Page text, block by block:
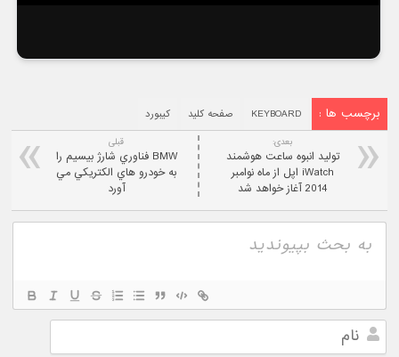
برچسب ها : KEYBOARD صفحه کلید کیبورد
قبلی
BMW فناوري شارژ بيسيم را
به خودرو هاي الکتريکي مي
آورد
بعدی:
توليد انبوه ساعت هوشمند
iWatch اپل از ماه نوامبر
2014 آغاز خواهد شد
نام